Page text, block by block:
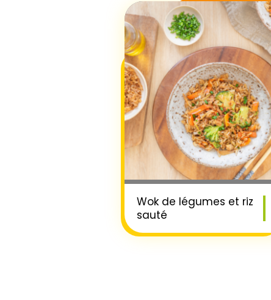
Wok de légumes et riz
sauté